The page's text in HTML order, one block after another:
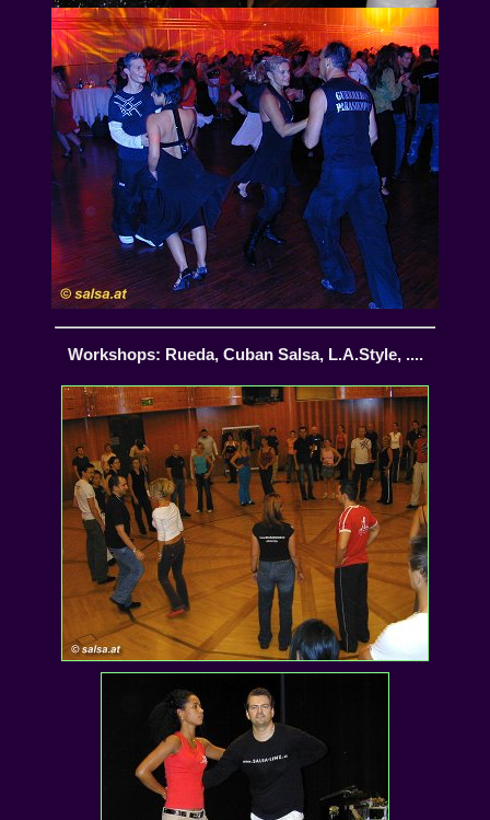
Workshops: Rueda, Cuban Salsa, L.A.Style, ....